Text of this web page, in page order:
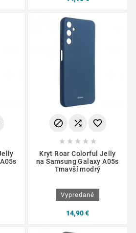
  
    
Kryt Roar Colorful Jelly
na Samsung Galaxy A05s
Tmavší modrý
Vypredané
14,90 €